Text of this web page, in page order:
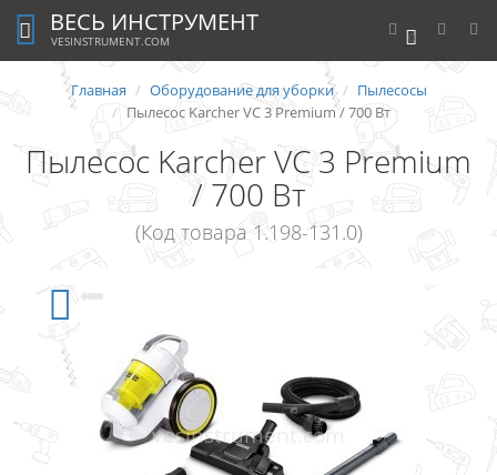
0
ВЕСЬ ИНСТРУМЕНТ
VESINSTRUMENT.COM
Главная Оборудование для уборки
Пылесосы
Пылесос Karcher VC 3 Premium / 700 Вт
Пылесос Karcher VC 3 Premium
/ 700 Вт
(Код товара 1.198-131.0)